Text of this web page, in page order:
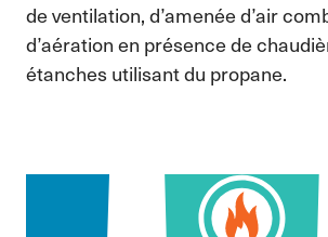
de ventilation, d’amenée d’air
d’aération en présence de
étanches utilisant du propane.